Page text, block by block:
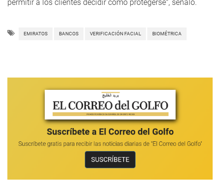
permitir a los clientes decidir cómo protegerse", señaló.
EMIRATOS BANCOS VERIFICACIÓN FACIAL BIOMÉTRICA